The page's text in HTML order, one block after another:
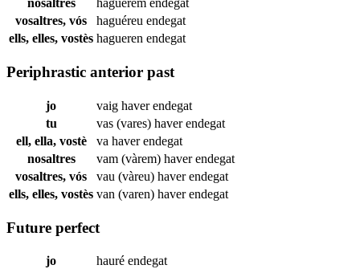
nosaltres haguérem endegat
vosaltres, vós
haguéreu endegat
ells, elles, vostès hagueren endegat
Periphrastic anterior past
jo vaig haverendegat
tu
vas (vares) haverendegat
ell, ella, vostè
va haverendegat
nosaltres
vam (vàrem) haverendegat
vosaltres, vós
vau (vàreu) haverendegat
ells, elles, vostès van (varen) haverendegat
Future perfect
jo hauré endegat